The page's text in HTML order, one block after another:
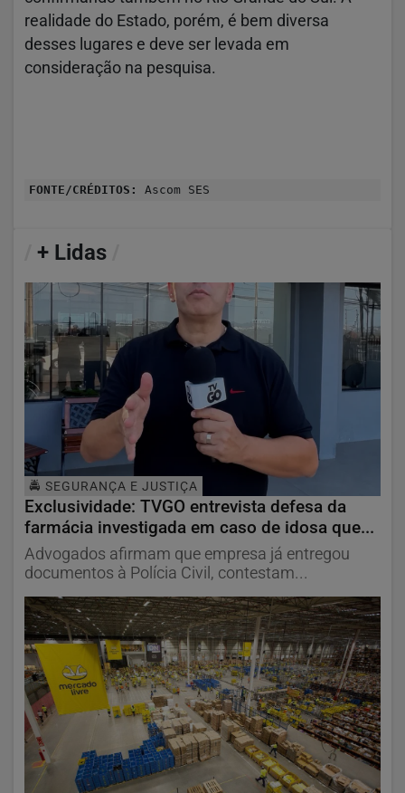
realidade do Estado, porém, é bem diversa
desses lugares e deve ser levada em
consideração na pesquisa.
FONTE/CRÉDITOS: Ascom SES
+ Lidas
🚔 SEGURANÇA E JUSTIÇA
Exclusividade: TVGO entrevista defesa da
farmácia investigada em caso de idosa que...
Advogados afirmam que empresa já entregou
documentos à Polícia Civil, contestam...